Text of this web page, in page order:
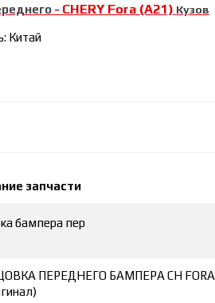
- CHERY Fora (A21) Кузов
Китай
запчасти
бампера пер
ПЕРЕДНЕГО БАМПЕРА CH FORA